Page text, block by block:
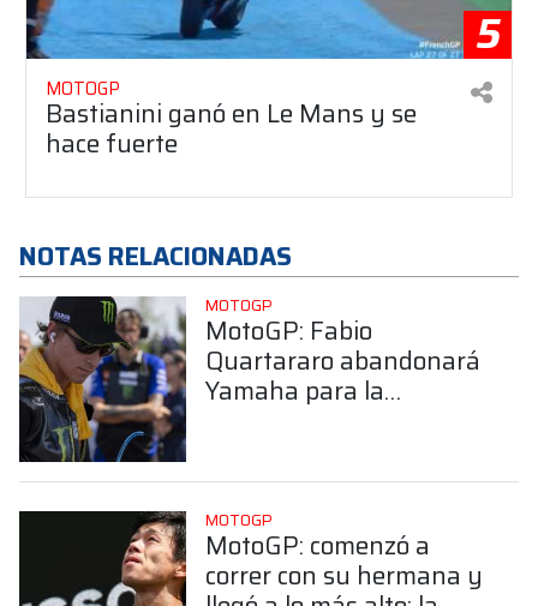
5
MOTOGP
Bastianini ganó en Le Mans y se
hace fuerte
NOTAS RELACIONADAS
MOTOGP
MotoGP: Fabio
Quartararo abandonará
Yamaha para la
MOTOGP
MotoGP: comenzó a
correr con su hermana y